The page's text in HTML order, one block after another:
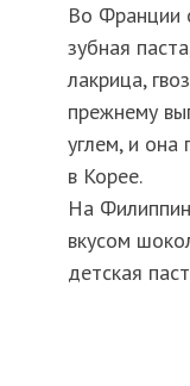
Во Франции
зубная
лакрица,
прежнему
углем, и она
в Корее.
На
вкусом
детская